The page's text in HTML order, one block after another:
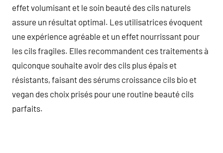
effet volumisant et le soin beauté des cils naturels
assure un résultat optimal. Les utilisatrices évoquent
une expérience agréable et un effet nourrissant pour
les cils fragiles. Elles recommandent ces traitements à
quiconque souhaite avoir des cils plus épais et
résistants, faisant des sérums croissance cils bio et
vegan des choix prisés pour une routine beauté cils
parfaits.